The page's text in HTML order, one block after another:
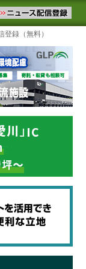
。物流ニュー
見るテーマ
登録（無料）